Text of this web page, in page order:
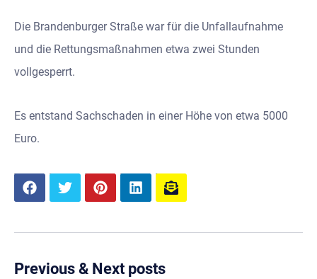
Die Brandenburger Straße war für die Unfallaufnahme
und die Rettungsmaßnahmen etwa zwei Stunden
vollgesperrt.
Es entstand Sachschaden in einer Höhe von etwa 5000
Euro.
Previous & Next posts